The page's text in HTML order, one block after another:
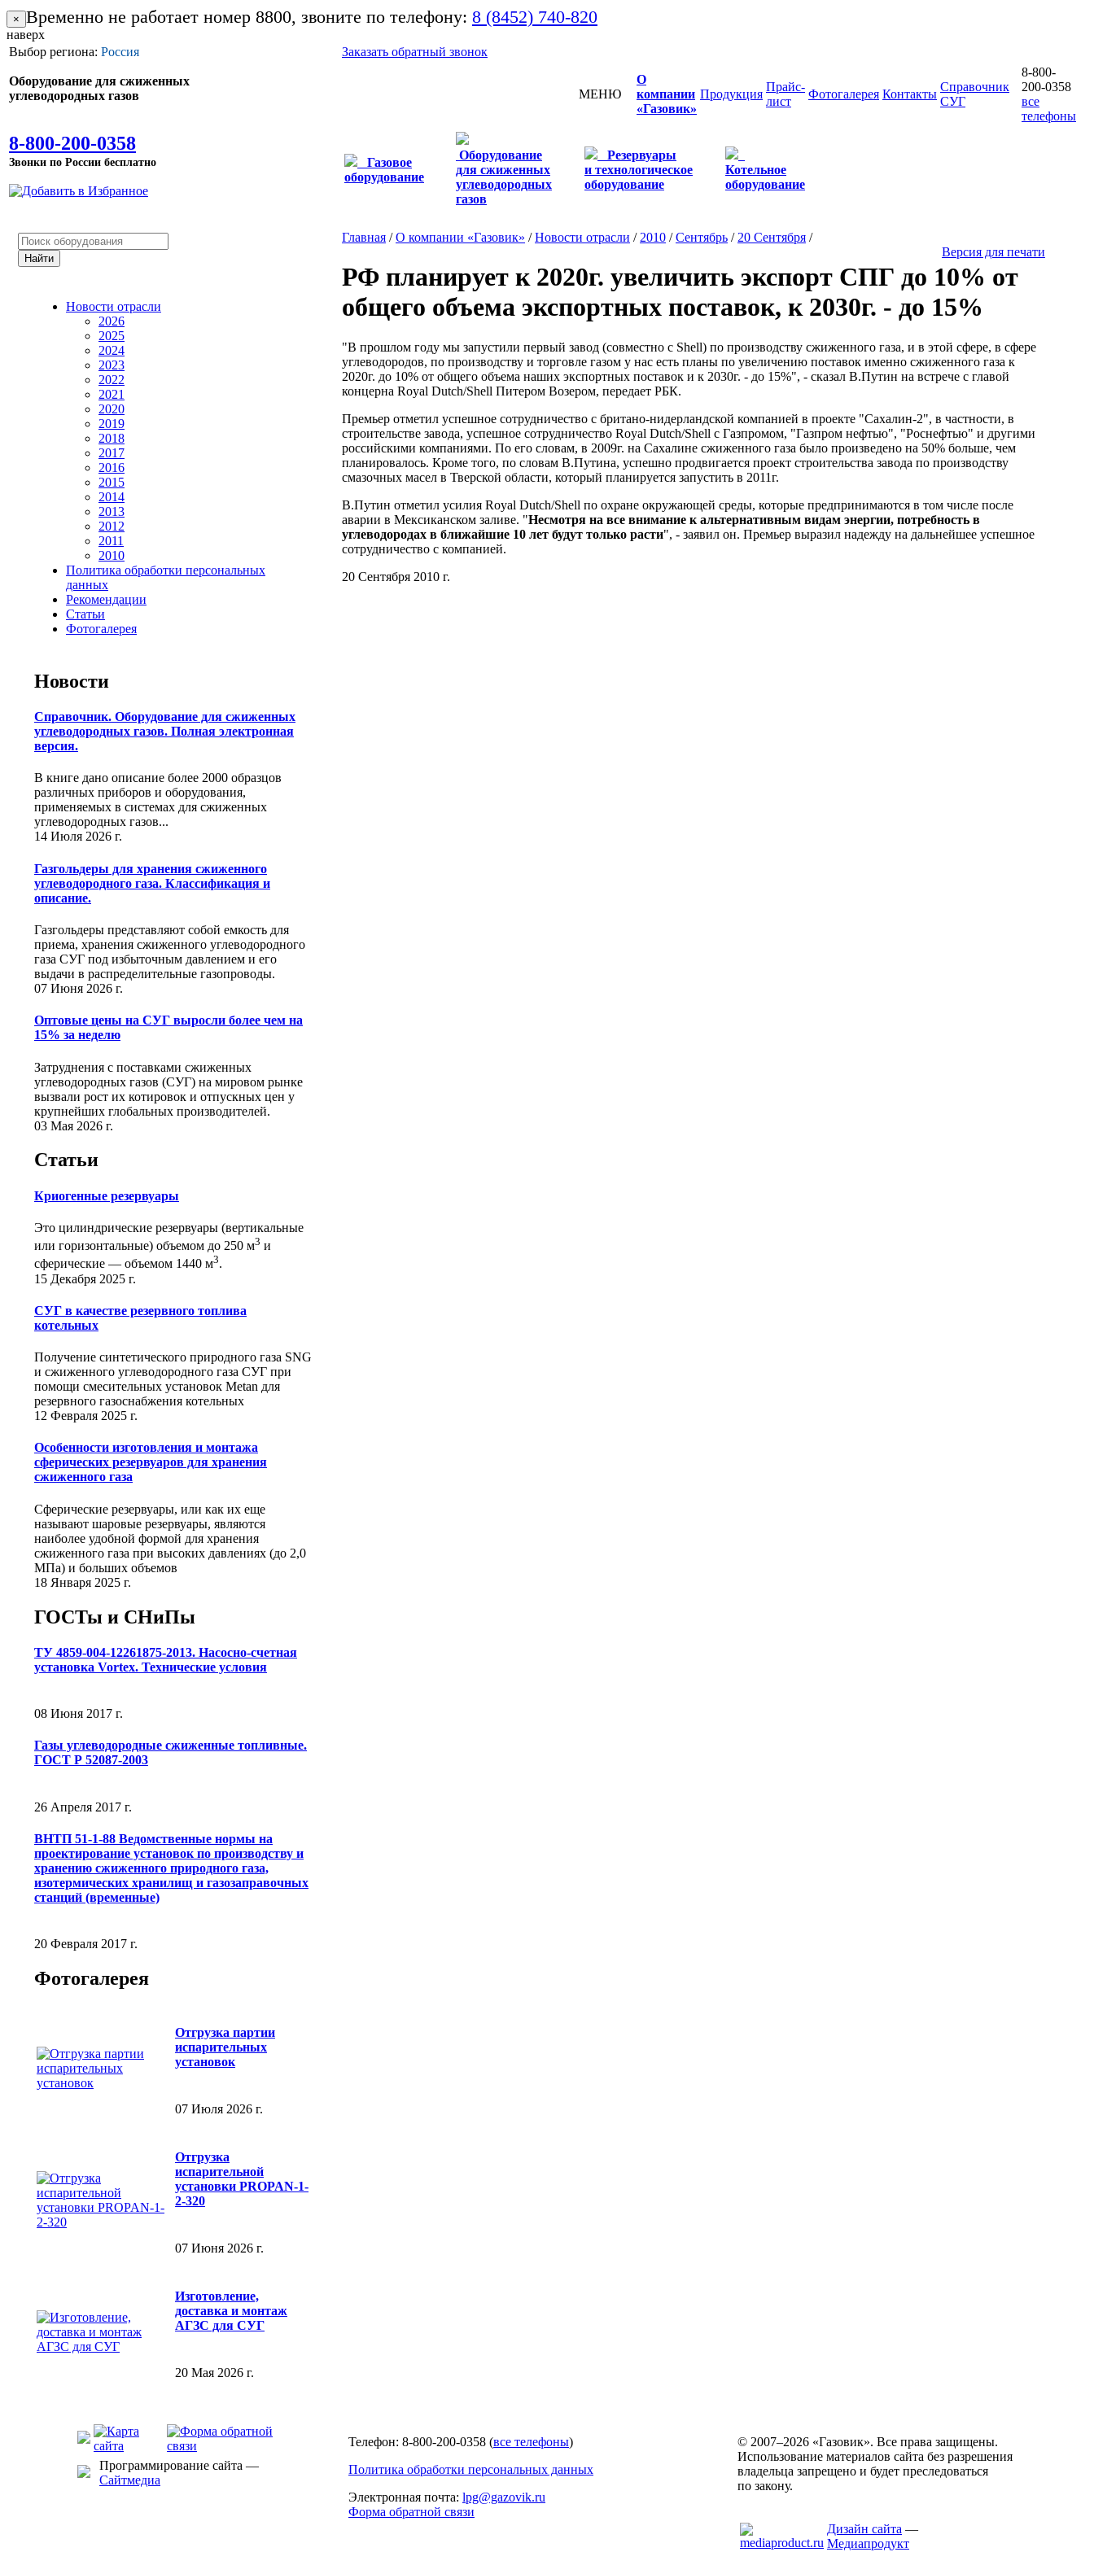
× Временно не работает номер 8800, звоните по телефону: 8 (8452) 740-820
наверх
Выбор региона: Россия
Оборудование для сжиженных
углеводородных газов
8-800-200-0358
Звонки по России бесплатно
Заказать обратный звонок
МЕНЮ
О
компании
«Газовик»
Продукция
Прайс-
лист
Фотогалерея Контакты
Справочник
СУГ
8-800-
200-0358
все
телефоны
Газовое
оборудование
Оборудование
для сжиженных
углеводородных
газов
Резервуары
и технологическое
оборудование
Котельное
оборудование
Новости отрасли
2026
2025
2024
2023
2022
2021
2020
2019
2018
2017
2016
2015
2014
2013
2012
2011
2010
Политика обработки персональных
данных
Рекомендации
Статьи
Фотогалерея
Новости
Справочник. Оборудование для сжиженных
углеводородных газов. Полная электронная
версия.
В книге дано описание более 2000 образцов
различных приборов и оборудования,
применяемых в системах для сжиженных
углеводородных газов...
14 Июля 2026 г.
Газгольдеры для хранения сжиженного
углеводородного газа. Классификация и
описание.
Газгольдеры представляют собой емкость для
приема, хранения сжиженного углеводородного
газа СУГ под избыточным давлением и его
выдачи в распределительные газопроводы.
07 Июня 2026 г.
Оптовые цены на СУГ выросли более чем на
15% за неделю
Затруднения с поставками сжиженных
углеводородных газов (СУГ) на мировом рынке
вызвали рост их котировок и отпускных цен у
крупнейших глобальных производителей.
03 Мая 2026 г.
Статьи
Криогенные резервуары
Это цилиндрические резервуары (вертикальные
или горизонтальные) объемом до 250 м3 и
сферические ― объемом 1440 м3.
15 Декабря 2025 г.
СУГ в качестве резервного топлива
котельных
Получение синтетического природного газа SNG
и сжиженного углеводородного газа СУГ при
помощи смесительных установок Metan для
резервного газоснабжения котельных
12 Февраля 2025 г.
Особенности изготовления и монтажа
сферических резервуаров для хранения
сжиженного газа
Сферические резервуары, или как их еще
называют шаровые резервуары, являются
наиболее удобной формой для хранения
сжиженного газа при высоких давлениях (до 2,0
МПа) и больших объемов
18 Января 2025 г.
ГОСТы и СНиПы
ТУ 4859-004-12261875-2013. Насосно-счетная
установка Vortex. Технические условия
08 Июня 2017 г.
Газы углеводородные сжиженные топливные.
ГОСТ Р 52087-2003
26 Апреля 2017 г.
ВНТП 51-1-88 Ведомственные нормы на
проектирование установок по производству и
хранению сжиженного природного газа,
изотермических хранилищ и газозаправочных
станций (временные)
20 Февраля 2017 г.
Фотогалерея
Отгрузка партии
испарительных
установок
07 Июля 2026 г.
Отгрузка
испарительной
установки PROPAN-1-
2-320
07 Июня 2026 г.
Изготовление,
доставка и монтаж
АГЗС для СУГ
20 Мая 2026 г.
Главная /О компании «Газовик» /Новости отрасли / 2010 /Сентябрь / 20 Сентября /
Версия для печати
РФ планирует к 2020г. увеличить экспорт СПГ до 10% от
общего объема экспортных поставок, к 2030г. - до 15%
"В прошлом году мы запустили первый завод (совместно с Shell) по производству сжиженного газа, и в этой сфере, в сфере
углеводородов, по производству и торговле газом у нас есть планы по увеличению поставок именно сжиженного газа к
2020г. до 10% от общего объема наших экспортных поставок и к 2030г. - до 15%", - сказал В.Путин на встрече с главой
концерна Royal Dutch/Shell Питером Возером, передает РБК.
Премьер отметил успешное сотрудничество с британо-нидерландской компанией в проекте "Сахалин-2", в частности, в
строительстве завода, успешное сотрудничество Royal Dutch/Shell с Газпромом, "Газпром нефтью", "Роснефтью" и другими
российскими компаниями. По его словам, в 2009г. на Сахалине сжиженного газа было произведено на 50% больше, чем
планировалось. Кроме того, по словам В.Путина, успешно продвигается проект строительства завода по производству
смазочных масел в Тверской области, который планируется запустить в 2011г.
В.Путин отметил усилия Royal Dutch/Shell по охране окружающей среды, которые предпринимаются в том числе после
аварии в Мексиканском заливе. "Несмотря на все внимание к альтернативным видам энергии, потребность в
углеводородах в ближайшие 10 лет будут только расти", - заявил он. Премьер выразил надежду на дальнейшее успешное
сотрудничество с компанией.
20 Сентября 2010 г.
Программирование сайта —
Сайтмедиа
Телефон: 8-800-200-0358 (все телефоны)
Политика обработки персональных данных
Электронная почта: lpg@gazovik.ru
Форма обратной связи
© 2007–2026 «Газовик». Все права защищены.
Использование материалов сайта без разрешения
владельца запрещено и будет преследоваться
по закону.
Дизайн сайта —
Медиапродукт